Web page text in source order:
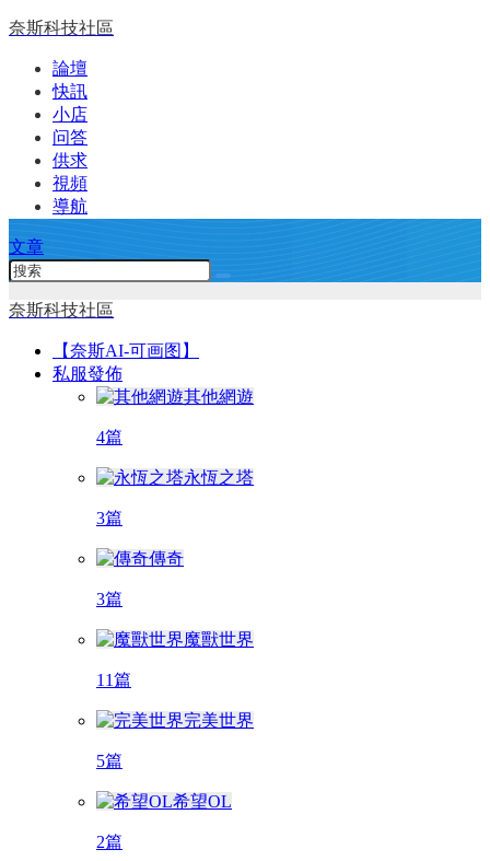
奈斯科技社區
論壇
快訊
小店
问答
供求
視頻
導航
文章
奈斯科技社區
【奈斯AI-可画图】
私服發佈
其他網遊
4篇
永恆之塔
3篇
傳奇
3篇
魔獸世界
11篇
完美世界
5篇
希望OL
2篇